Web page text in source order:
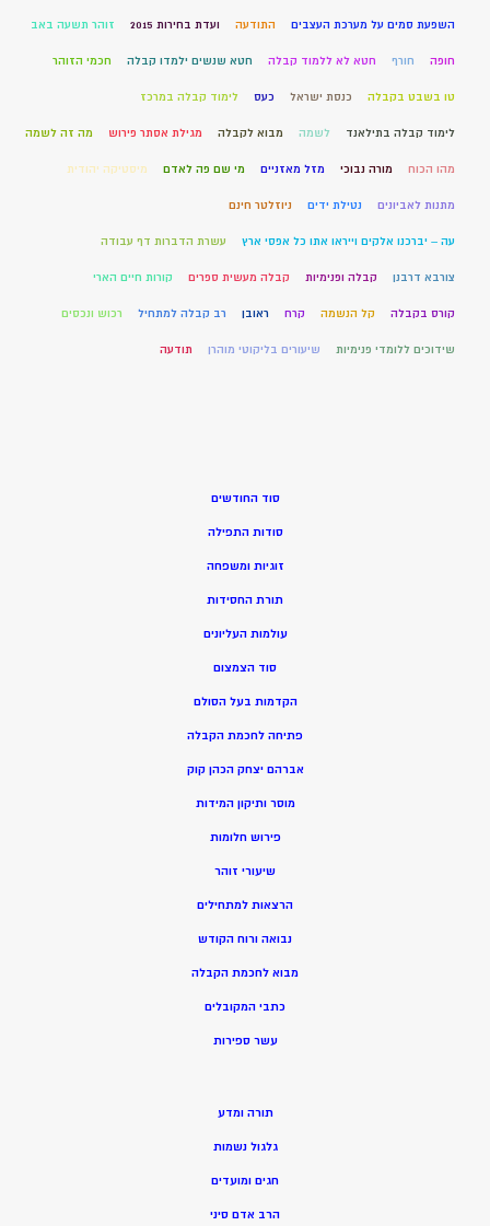
השפעת סמים על מערכת העצבים התודעה ועדת בחירות 2015 זוהר תשעה באב
חופה חורף חטא לא ללמוד קבלה חטא שנשים ילמדו קבלה חכמי הזוהר
טו בשבט בקבלה כנסת ישראל כעס לימוד קבלה במרכז
לימוד קבלה בתילאנד לשמה מבוא לקבלה מגילת אסתר פירוש מה זה לשמה
מהו הכוח מורה נבוכי מזל מאזניים מי שם פה לאדם מיסטיקה יהודית
מתנות לאביונים נטילת ידים ניוזלטר חינם
עה – יברכנו אלקים וייראו אתו כל אפסי ארץ עשרת הדברות דף עבודה
צורבא דרבנן קבלה ופנימיות קבלה מעשית ספרים קורות חיים הארי
קורס בקבלה קל הנשמה קרח ראובן רב קבלה למתחיל רכוש ונכסים
שידוכים ללומדי פנימיות שיעורים בליקוטי מוהרן תודעה
סוד החודשים
סודות התפילה
זוגיות ומשפחה
תורת החסידות
עולמות העליונים
סוד הצמצום
הקדמות בעל הסולם
פתיחה לחכמת הקבלה
אברהם יצחק הכהן קוק
מוסר ותיקון המידות
פירוש חלומות
שיעורי זוהר
הרצאות למתחילים
נבואה ורוח הקודש
מבוא לחכמת הקבלה
כתבי המקובלים
עשר ספירות
תורה ומדע
גלגול נשמות
חגים ומועדים
הרב אדם סיני